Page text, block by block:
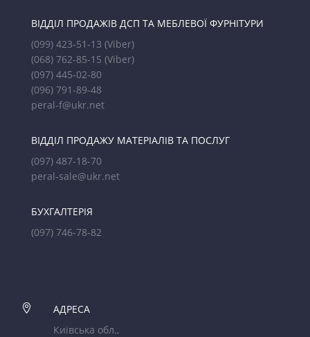
ВІДДІЛ ПРОДАЖІВ ДСП ТА МЕБЛЕВОЇ ФУРНІТУРИ
(099) 423-51-13 (Viber)
(068) 762-85-15 (Viber)
(097) 445-02-80
(096) 791-89-48
peral-f@ukr.net
ВІДДІЛ ПРОДАЖУ МАТЕРІАЛІВ ТА ПОСЛУГ
(097) 487-18-70
peral-sale@ukr.net
БУХГАЛТЕРІЯ
(097) 746-78-82

АДРЕСА
Київська обл.,